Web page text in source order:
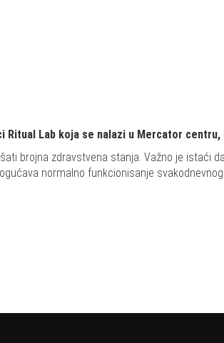
Lab koja se nalazi u Mercator
brojna zdravstvena stanja. Važno je istaći
normalno funkcionisanje